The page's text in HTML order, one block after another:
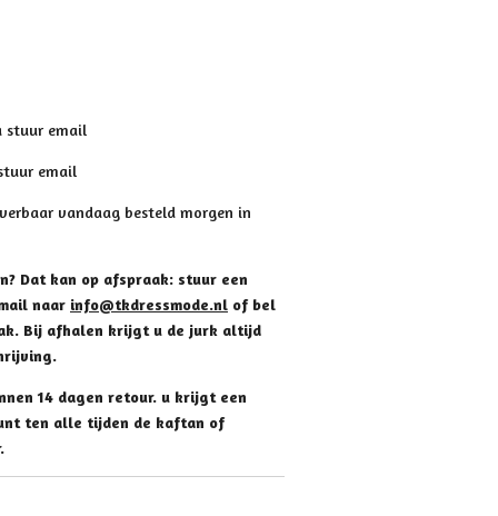
stuur email
email
vandaag besteld morgen in
Dat kan op afspraak: stuur een
naar info@tkdressmode.nl of bel
Bij afhalen krijgt u de jurk altijd
14 dagen retour. u krijgt een
ten alle tijden de kaftan of